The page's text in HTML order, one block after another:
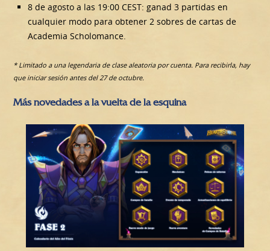
8 de agosto a las 19:00 CEST: ganad 3 partidas en
cualquier modo para obtener 2 sobres de cartas de
Academia Scholomance.
* Limitado a una legendaria de clase aleatoria por cuenta. Para recibirla, hay
que iniciar sesión antes del 27 de octubre.
Más novedades a la vuelta de la esquina